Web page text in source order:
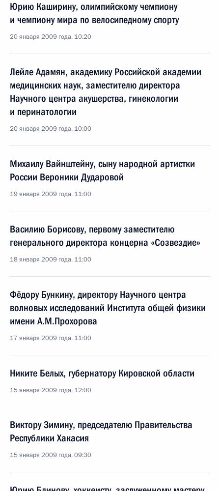
Юрию Каширину, олимпийскому чемпиону
и чемпиону мира по велосипедному спорту
20 января 2009 года, 10:20
Лейле Адамян, академику Российской академии
медицинских наук, заместителю директора
Научного центра акушерства, гинекологии
и перинатологии
20 января 2009 года, 10:00
Михаилу Вайнштейну, сыну народной артистки
России Вероники Дударовой
19 января 2009 года, 11:00
Василию Борисову, первому заместителю
генерального директора концерна «Созвездие»
18 января 2009 года, 11:00
Фёдору Бункину, директору Научного центра
волновых исследований Института общей физики
имени А.М.Прохорова
17 января 2009 года, 11:00
Никите Белых, губернатору Кировской области
15 января 2009 года, 12:00
Виктору Зимину, председателю Правительства
Республики Хакасия
15 января 2009 года, 09:30